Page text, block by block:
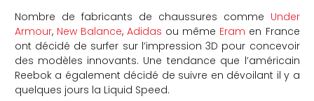
Nombre de fabricants de chaussures comme Under
Armour, New Balance, Adidas ou même Eram en France
ont décidé de surfer sur l’impression 3D pour concevoir
des modèles innovants. Une tendance que l’américain
Reebok a également décidé de suivre en dévoilant il y a
quelques jours la Liquid Speed.